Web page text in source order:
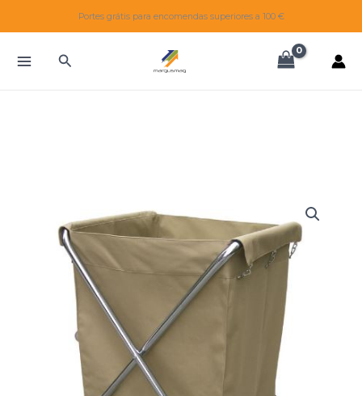
to
content
Portes grátis para encomendas superiores a 100 €
Search
CARRO
LAVANDARIA
QUADRANGULAR